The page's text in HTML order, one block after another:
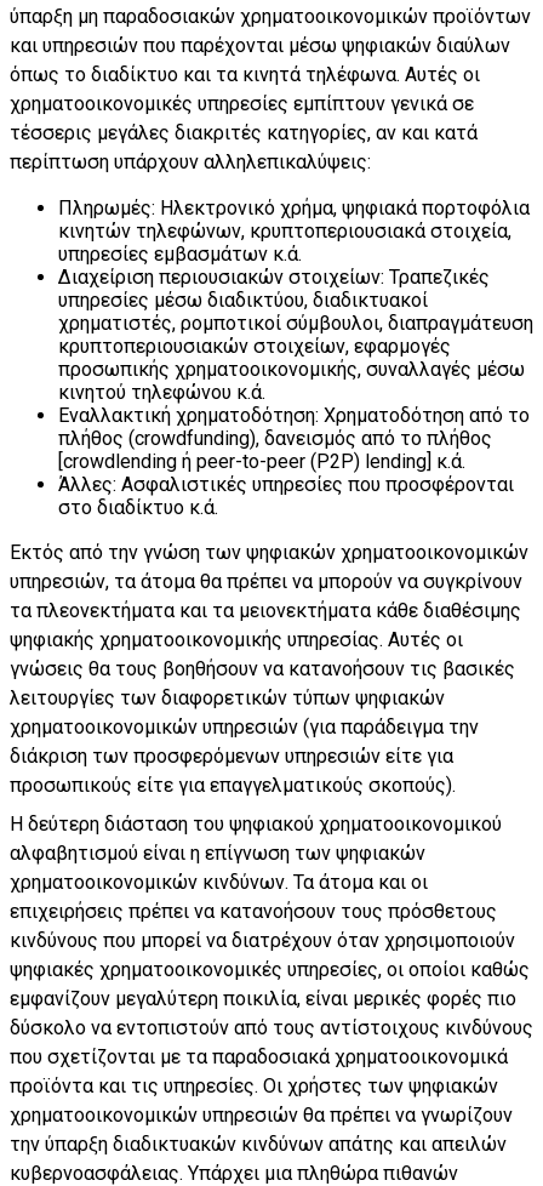
ύπαρξη μη παραδοσιακών χρηματοοικονομικών προϊόντων
και υπηρεσιών που παρέχονται μέσω ψηφιακών διαύλων
όπως το διαδίκτυο και τα κινητά τηλέφωνα. Αυτές οι
χρηματοοικονομικές υπηρεσίες εμπίπτουν γενικά σε
τέσσερις μεγάλες διακριτές κατηγορίες, αν και κατά
περίπτωση υπάρχουν αλληλεπικαλύψεις:
Πληρωμές: Ηλεκτρονικό χρήμα, ψηφιακά πορτοφόλια
κινητών τηλεφώνων, κρυπτοπεριουσιακά στοιχεία,
υπηρεσίες εμβασμάτων κ.ά.
Διαχείριση περιουσιακών στοιχείων: Τραπεζικές
υπηρεσίες μέσω διαδικτύου, διαδικτυακοί
χρηματιστές, ρομποτικοί σύμβουλοι, διαπραγμάτευση
κρυπτοπεριουσιακών στοιχείων, εφαρμογές
προσωπικής χρηματοοικονομικής, συναλλαγές μέσω
κινητού τηλεφώνου κ.ά.
Εναλλακτική χρηματοδότηση: Χρηματοδότηση από το
πλήθος (crowdfunding), δανεισμός από το πλήθος
[crowdlending ή peer-to-peer (P2P) lending] κ.ά.
Άλλες: Ασφαλιστικές υπηρεσίες που προσφέρονται
στο διαδίκτυο κ.ά.
Εκτός από την γνώση των ψηφιακών χρηματοοικονομικών
υπηρεσιών, τα άτομα θα πρέπει να μπορούν να συγκρίνουν
τα πλεονεκτήματα και τα μειονεκτήματα κάθε διαθέσιμης
ψηφιακής χρηματοοικονομικής υπηρεσίας. Αυτές οι
γνώσεις θα τους βοηθήσουν να κατανοήσουν τις βασικές
λειτουργίες των διαφορετικών τύπων ψηφιακών
χρηματοοικονομικών υπηρεσιών (για παράδειγμα την
διάκριση των προσφερόμενων υπηρεσιών είτε για
προσωπικούς είτε για επαγγελματικούς σκοπούς).
Η δεύτερη διάσταση του ψηφιακού χρηματοοικονομικού
αλφαβητισμού είναι η επίγνωση των ψηφιακών
χρηματοοικονομικών κινδύνων. Τα άτομα και οι
επιχειρήσεις πρέπει να κατανοήσουν τους πρόσθετους
κινδύνους που μπορεί να διατρέχουν όταν χρησιμοποιούν
ψηφιακές χρηματοοικονομικές υπηρεσίες, οι οποίοι καθώς
εμφανίζουν μεγαλύτερη ποικιλία, είναι μερικές φορές πιο
δύσκολο να εντοπιστούν από τους αντίστοιχους κινδύνους
που σχετίζονται με τα παραδοσιακά χρηματοοικονομικά
προϊόντα και τις υπηρεσίες. Οι χρήστες των ψηφιακών
χρηματοοικονομικών υπηρεσιών θα πρέπει να γνωρίζουν
την ύπαρξη διαδικτυακών κινδύνων απάτης και απειλών
κυβερνοασφάλειας. Υπάρχει μια πληθώρα πιθανών